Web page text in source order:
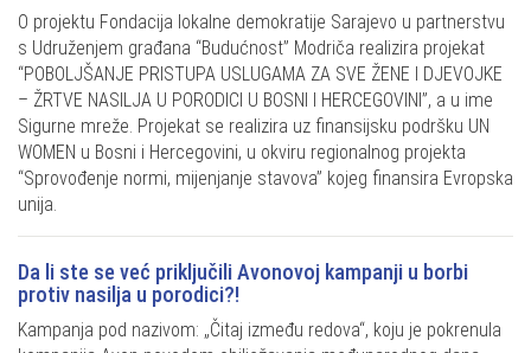
O projektu Fondacija lokalne demokratije Sarajevo u partnerstvu
s Udruženjem građana “Budućnost” Modriča realizira projekat
“POBOLJŠANJE PRISTUPA USLUGAMA ZA SVE ŽENE I DJEVOJKE
– ŽRTVE NASILJA U PORODICI U BOSNI I HERCEGOVINI”, a u ime
Sigurne mreže. Projekat se realizira uz finansijsku podršku UN
WOMEN u Bosni i Hercegovini, u okviru regionalnog projekta
“Sprovođenje normi, mijenjanje stavova” kojeg finansira Evropska
unija.
Da li ste se već priključili Avonovoj kampanji u borbi
protiv nasilja u porodici?!
Kampanja pod nazivom: „Čitaj između redova“, koju je pokrenula